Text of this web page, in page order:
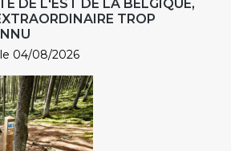
DE L'EST DE LA BELGIQUE,
TROP
le 04/08/2026